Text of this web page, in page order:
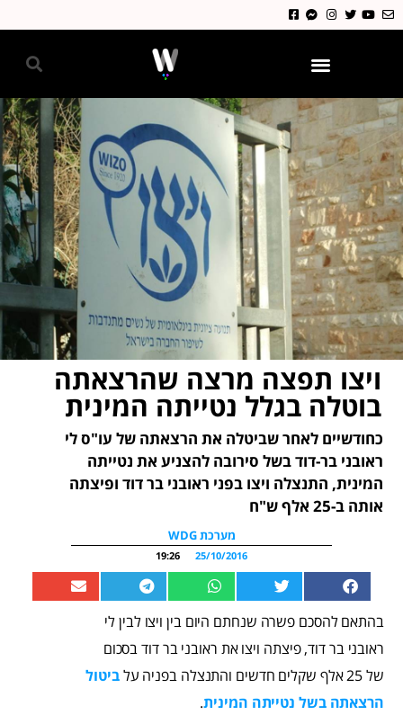
ויצו תפצה מרצה שהרצאתה
בוטלה בגלל נטייתה המינית
כחודשיים לאחר שביטלה את הרצאתה של עו"ס לי
ראובני בר-דוד בשל סירובה להצניע את נטייתה
המינית, התנצלה ויצו בפני ראובני בר דוד ופיצתה
אותה ב-25 אלף ש"ח
מערכת WDG
25/10/2016
19:26
בהתאם להסכם פשרה שנחתם היום בין ויצו לבין לי
ראובני בר דוד, פיצתה ויצו את ראובני בר דוד בסכום
של 25 אלף שקלים חדשים והתנצלה בפניה על
ביטול
הרצאתה בשל נטייתה המינית.